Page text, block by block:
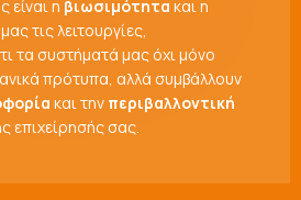
είναι η βιωσιμότητα και η
τις λειτουργίες,
τα συστήματά μας όχι μόνο
πρότυπα, αλλά συμβάλλουν
και την περιβαλλοντική
επιχείρησής σας.